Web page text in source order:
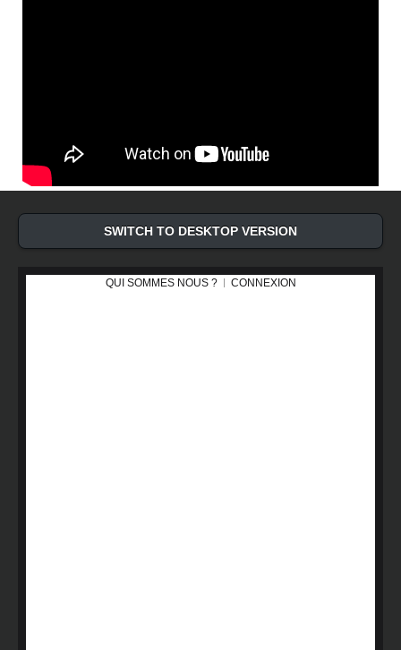
SWITCH TO DESKTOP VERSION
QUI SOMMES NOUS ? CONNEXION